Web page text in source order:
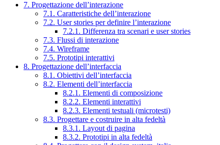
7. Progettazione dell’interazione
7.1. Caratteristiche dell’interazione
7.2. User stories per definire l’interazione
7.2.1. Differenza tra scenari e user stories
7.3. Flussi di interazione
7.4. Wireframe
7.5. Prototipi interattivi
8. Progettazione dell’interfaccia
8.1. Obiettivi dell’interfaccia
8.2. Elementi dell’interfaccia
8.2.1. Elementi di composizione
8.2.2. Elementi interattivi
8.2.3. Elementi testuali (microtesti)
8.3. Progettare e costruire in alta fedeltà
8.3.1. Layout di pagina
8.3.2. Prototipi in alta fedeltà